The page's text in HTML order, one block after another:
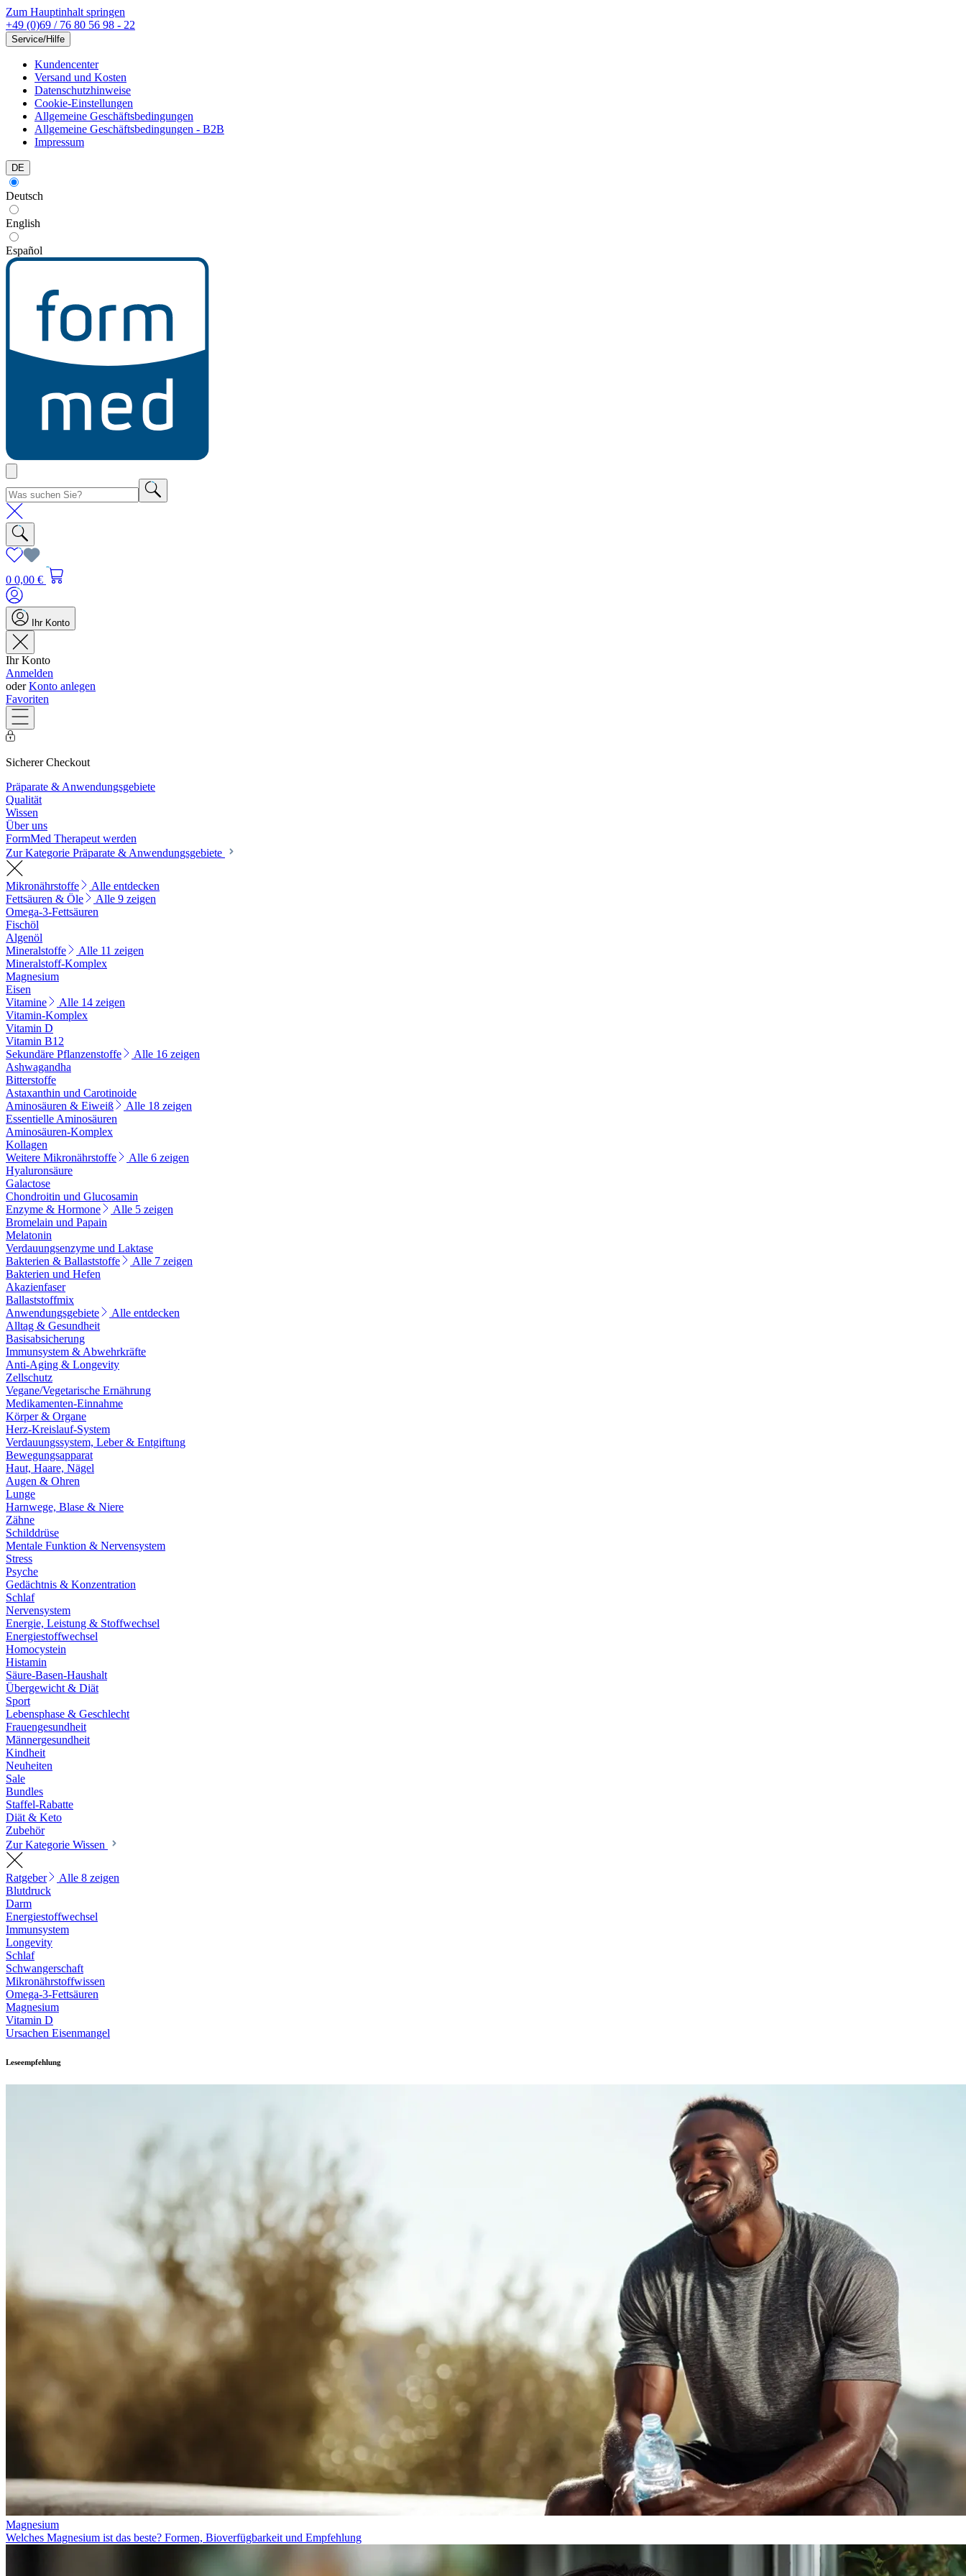
Zum Hauptinhalt springen
+49 (0)69 / 76 80 56 98 - 22
Service/Hilfe
Kundencenter
Versand und Kosten
Datenschutzhinweise
Cookie-Einstellungen
Allgemeine Geschäftsbedingungen
Allgemeine Geschäftsbedingungen - B2B
Impressum
DE
Deutsch
English
Español
0 0,00 €
Ihr Konto
Ihr Konto
Anmelden
oderKonto anlegen
Favoriten
Sicherer Checkout
Präparate & Anwendungsgebiete
Qualität
Wissen
Über uns
FormMed Therapeut werden
Zur Kategorie Präparate & Anwendungsgebiete
Mikronährstoffe
Alle entdecken
Fettsäuren & Öle
Alle 9 zeigen
Omega-3-Fettsäuren
Fischöl
Algenöl
Mineralstoffe
Alle 11 zeigen
Mineralstoff-Komplex
Magnesium
Eisen
Vitamine
Alle 14 zeigen
Vitamin-Komplex
Vitamin D
Vitamin B12
Sekundäre Pflanzenstoffe
Alle 16 zeigen
Ashwagandha
Bitterstoffe
Astaxanthin und Carotinoide
Aminosäuren & Eiweiß
Alle 18 zeigen
Essentielle Aminosäuren
Aminosäuren-Komplex
Kollagen
Weitere Mikronährstoffe
Alle 6 zeigen
Hyaluronsäure
Galactose
Chondroitin und Glucosamin
Enzyme & Hormone
Alle 5 zeigen
Bromelain und Papain
Melatonin
Verdauungsenzyme und Laktase
Bakterien & Ballaststoffe
Alle 7 zeigen
Bakterien und Hefen
Akazienfaser
Ballaststoffmix
Anwendungsgebiete
Alle entdecken
Alltag & Gesundheit
Basisabsicherung
Immunsystem & Abwehrkräfte
Anti-Aging & Longevity
Zellschutz
Vegane/Vegetarische Ernährung
Medikamenten-Einnahme
Körper & Organe
Herz-Kreislauf-System
Verdauungssystem, Leber & Entgiftung
Bewegungsapparat
Haut, Haare, Nägel
Augen & Ohren
Lunge
Harnwege, Blase & Niere
Zähne
Schilddrüse
Mentale Funktion & Nervensystem
Stress
Psyche
Gedächtnis & Konzentration
Schlaf
Nervensystem
Energie, Leistung & Stoffwechsel
Energiestoffwechsel
Homocystein
Histamin
Säure-Basen-Haushalt
Übergewicht & Diät
Sport
Lebensphase & Geschlecht
Frauengesundheit
Männergesundheit
Kindheit
Neuheiten
Sale
Bundles
Staffel-Rabatte
Diät & Keto
Zubehör
Zur Kategorie Wissen
Ratgeber
Alle 8 zeigen
Blutdruck
Darm
Energiestoffwechsel
Immunsystem
Longevity
Schlaf
Schwangerschaft
Mikronährstoffwissen
Omega-3-Fettsäuren
Magnesium
Vitamin D
Ursachen Eisenmangel
Leseempfehlung
Magnesium
Welches Magnesium ist das beste? Formen, Bioverfügbarkeit und Empfehlung